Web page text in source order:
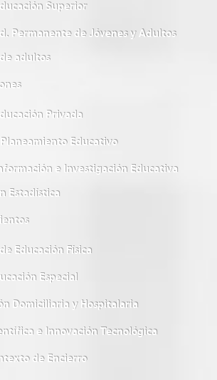
Superior
Permanente de Jóvenes y Adultos
adultos
Privada
Educativo
e Investigación Educativa
Estadística
Educación Física
Especial
Domiciliaria y Hospitalaria
e Innovación Tecnológica
de Encierro